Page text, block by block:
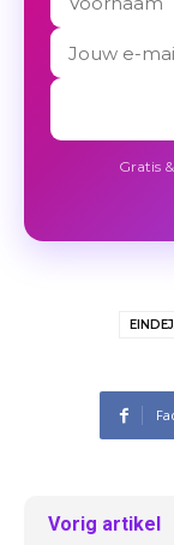
Gratis
Vorig artikel